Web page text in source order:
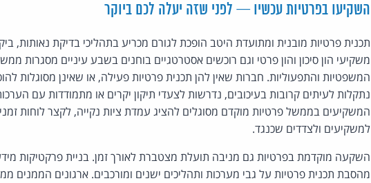
השקיעו בפרטיות עכשיו — לפני שזה יעלה לכם ביוקר
תכנית פרטיות מובנית ומתועדת היטב הופכת לגורם מכריע בתהליכי בדיקת נאותות,
משקיעי הון סיכון והון פרטי וגם רוכשים אסטרטגיים בוחנים בשבע עיניים מסגרות
המשפטיות והתפעוליות. חברות שאין להן תכנית פרטיות פעילה, או שאינן מסוגלות
נתקלות לעיתים קרובות בעיכובים, נדרשות לצעדי תיקון יקרים או מתמודדות עם
המשקיעים בממשל פרטיות מוקדם מסוגלים להציג עמדת ציות נקייה, לקצר לוחות
למשקיעים ולצדדים שכנגד.
השקעה מוקדמת בפרטיות גם מניבה תועלת מצטברת לאורך זמן. בניית פרקטיקות
מהסבת תכנית פרטיות על גבי מערכות ותהליכים ישנים ומורכבים. ארגונים הממנים